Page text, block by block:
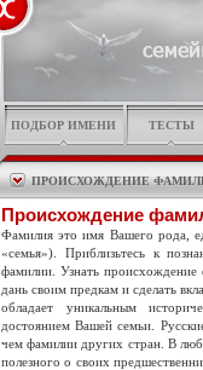
ПОДБОР ИМЕНИ ТЕСТЫ
ПРОИСХОЖДЕНИЕ
Происхождение
Фамилия это имя Вашего рода,
«семья»). Приблизьтесь к
фамилии. Узнать
дань своим предкам и сделать
обладает уникальным
достоянием Вашей семьи.
чем фамилии других стран. В
полезного о своих